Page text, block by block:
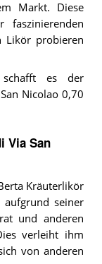
Markt. Diese
faszinierenden
Likör probieren
schafft es der
Nicolao 0,70
Via San
Kräuterlikör
seiner
und anderen
verleiht ihm
von anderen